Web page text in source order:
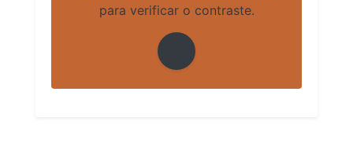
para verificar o contraste.